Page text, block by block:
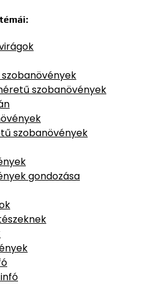
szobanövények
szobanövények
gondozása